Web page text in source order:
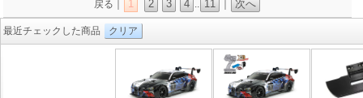
戻る｜ 1 2 3 4 .. 11 次へ
最近チェックした商品 クリア